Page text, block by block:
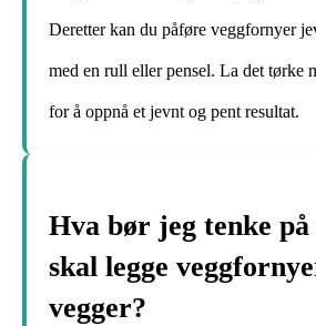
Deretter kan du påføre veggfornyer
med en rull eller pensel. La det tørke
for å oppnå et jevnt og pent resultat.
Hva bør jeg tenke
skal legge
vegger?